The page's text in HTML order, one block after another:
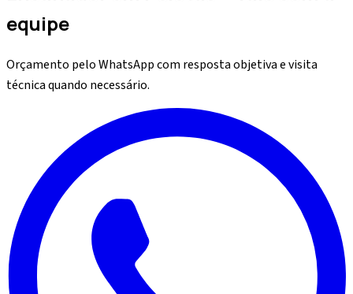
equipe
Orçamento pelo WhatsApp com resposta objetiva e visita
técnica quando necessário.